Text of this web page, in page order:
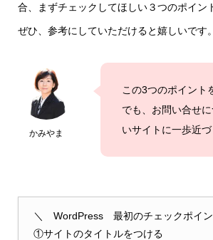
合、まずチェックしてほしい３つのポイン
ぜひ、参考にしていただけると嬉しいです。
かみやま
この3つのポイント
でも、お問い合せ
いサイトに一歩近づ
＼ WordPress 最初のチェックポイ
①サイトのタイトルをつける